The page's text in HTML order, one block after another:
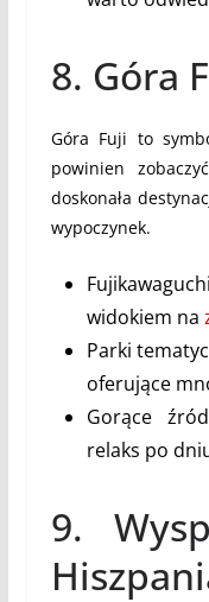
8. Góra
Góra Fuji to
powinien
doskonała
wypoczynek.
widokiem na
Parki
oferujące
Gorące
relaks po
9.